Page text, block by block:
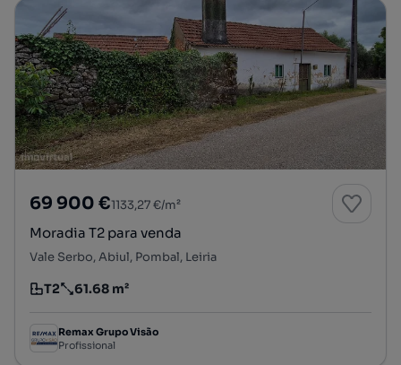
69 900 €1133,27 €/m²
Moradia T2 para venda
Vale Serbo, Abiul, Pombal, Leiria
Tipologia
T2
Preço por metro quadrado
61.68 m²
Remax Grupo Visão
Profissional